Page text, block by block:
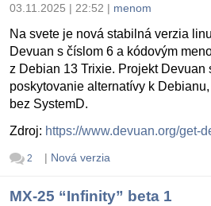
03.11.2025 | 22:52 | menom
Na svete je nová stabilná verzia
Devuan s číslom 6 a kódovým
z Debian 13 Trixie. Projekt Devuan
poskytovanie alternatívy k
bez SystemD.
Zdroj: https://www.devuan.org/get-
2 | Nová verzia
MX-25 “Infinity” beta 1